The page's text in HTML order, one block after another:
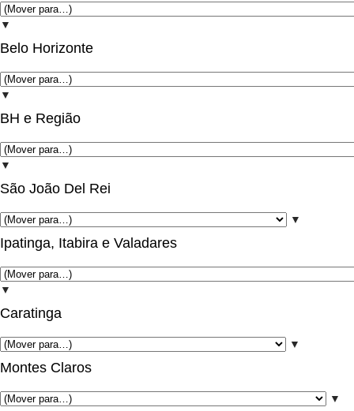
▼
Belo Horizonte
▼
BH e Região
▼
São João Del Rei
▼
Ipatinga, Itabira e Valadares
▼
Caratinga
▼
Montes Claros
▼